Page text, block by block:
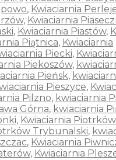
, Kwiaciarnia
, Kwiaciarnia
, Kwiaciarnia Piastów,
Piątnica, Kwiaciarnia
Piecki,
Piekoszów,
Pieńsk,
Pieszyce,
Pilzno, kwiaciarnia
Górna, kwiaciarnia
, Kwiaciarnia
Trybunalski,
, Kwiaciarnia
, Kwiaciarnia